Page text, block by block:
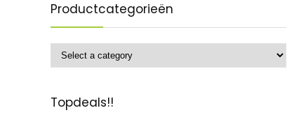
Productcategorieën
Topdeals!!